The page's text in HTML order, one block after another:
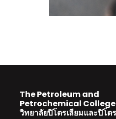
The Petroleum and
Petrochemical College
วิทยาลัยปิโตรเลียมและปิโต